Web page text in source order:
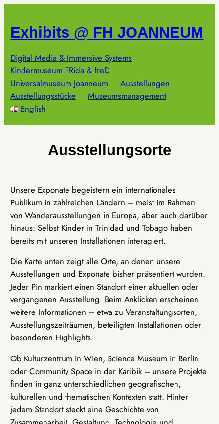
springen
Exhibits @ FH JOANNEUM
Digital Media & Immersive Systems
Kindermuseum FRida & freD
Universalmuseum Joanneum
Ausstellungen
Ausstellungsstücke
Museumsmanagement
English
Ausstellungsorte
Unsere Exponate begeistern ein internationales
Publikum in zahlreichen Ländern – meist im Rahmen
von Wanderausstellungen in Europa, aber auch darüber
hinaus: Selbst Kinder in Trinidad und Tobago haben
bereits mit unseren Installationen interagiert.
Die Karte unten zeigt alle Orte, an denen unsere
Ausstellungen und Exponate bisher präsentiert wurden.
Jeder Pin markiert einen Standort einer aktuellen oder
vergangenen Ausstellung. Beim Anklicken erscheinen
weitere Informationen – etwa zu Veranstaltungsorten,
Ausstellungszeiträumen, beteiligten Installationen oder
besonderen Highlights.
Ob Kulturzentrum in Wien, Science Museum in Berlin
oder Community Space in der Karibik – unsere Projekte
finden in ganz unterschiedlichen geografischen,
kulturellen und thematischen Kontexten statt. Hinter
jedem Standort steckt eine Geschichte von